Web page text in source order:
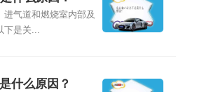
进气道和燃烧室内部及
下是关...
什么原因？